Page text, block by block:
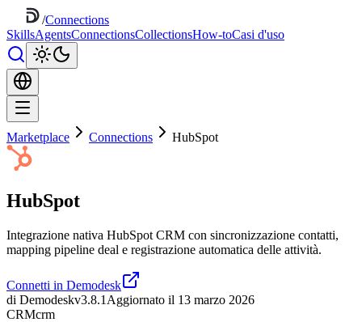
/Connections
SkillsAgentsConnectionsCollectionsHow-toCasi d'uso
Marketplace Connections HubSpot
HubSpot
Integrazione nativa HubSpot CRM con sincronizzazione contatti,
mapping pipeline deal e registrazione automatica delle attività.
Connetti in Demodesk
di Demodeskv3.8.1 Aggiornato il 13 marzo 2026
CRMcrm